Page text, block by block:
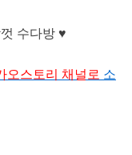
수다방 ♥
오스토리 채널로 소